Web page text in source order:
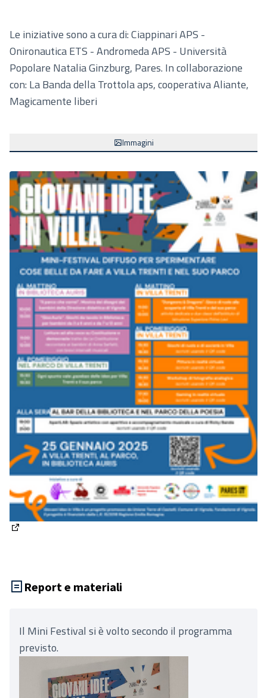
Le iniziative sono a cura di: Ciapp inari APS -
Onironautica ETS - Andromeda APS - Università
Popolare Natalia Ginzburg, Pares. In collaborazione
con: La Banda della Trottola aps, cooperativa Aliante,
Magicamente liberi
Immagini
Report e materiali
Il Mini Festival si è volto secondo il programma
previsto.